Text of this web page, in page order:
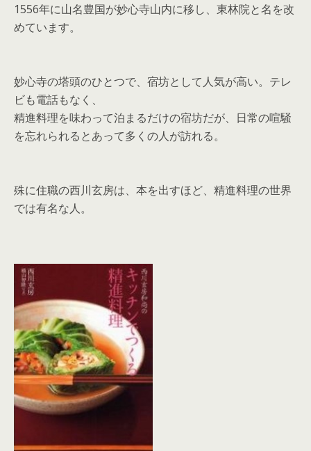
1556年に山名豊国が妙心寺山内に移し、東林院と名を改
めています。
妙心寺の塔頭のひとつで、宿坊として人気が高い。テレ
ビも電話もなく、
精進料理を味わって泊まるだけの宿坊だが、日常の喧騒
を忘れられるとあって多くの人が訪れる。
殊に住職の西川玄房は、本を出すほど、精進料理の世界
では有名な人。